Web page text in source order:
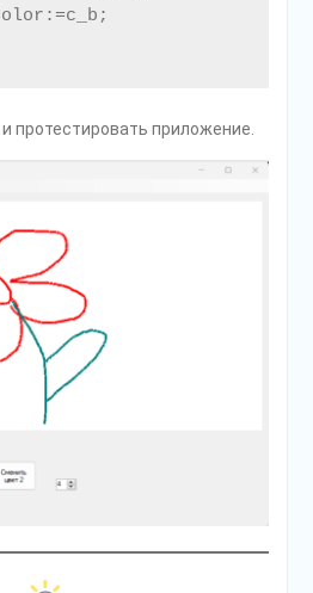
протестировать приложение.